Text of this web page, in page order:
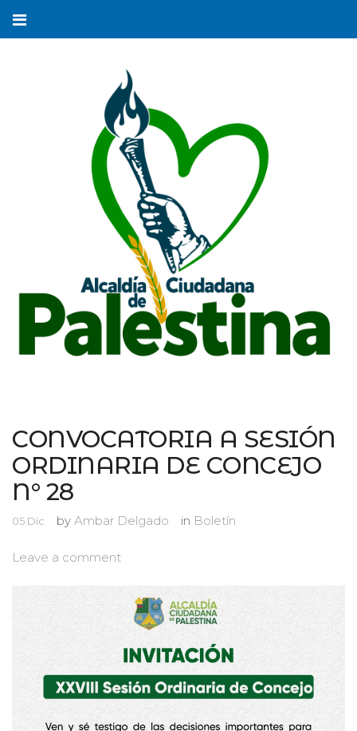
CONVOCATORIA A SESIÓN
ORDINARIA DE CONCEJO
N° 28
05 Dic by Ambar Delgado in Boletín
Leave a comment